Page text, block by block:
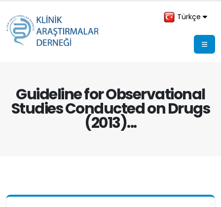
Türkçe
Guideline for Observational
Studies Conducted on Drugs
(2013)...